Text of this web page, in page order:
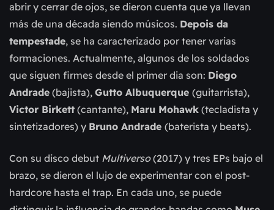
abrir y cerrar de ojos, se dieron cuenta que ya llevan
más de una década siendo músicos. Depois da
tempestade, se ha caracterizado por tener varias
formaciones. Actualmente, algunos de los soldados
que siguen firmes desde el primer dia son: Diego
Andrade (bajista), Gutto Albuquerque (guitarrista),
Victor Birkett (cantante), Maru Mohawk (tecladista y
sintetizadores) y Bruno Andrade (baterista y beats).
Con su disco debut Multiverso(2017) y tres EPs bajo el
brazo, se dieron el lujo de experimentar con el post-
hardcore hasta el trap. En cada uno, se puede